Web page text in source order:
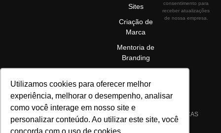
Utilizamos cookies para oferecer melhor
experiência, melhorar o desempenho, analisar
como você interage em nosso site e
personalizar conteúdo. Ao utilizar este site, você
Sites
Criação de
Marca
Mentoria de
Branding
consentimento para
receber atualizações
de nossa empresa.
©2025 ELÉVON - MARKETING DIGITAL E GESTÃO DE MARCAS